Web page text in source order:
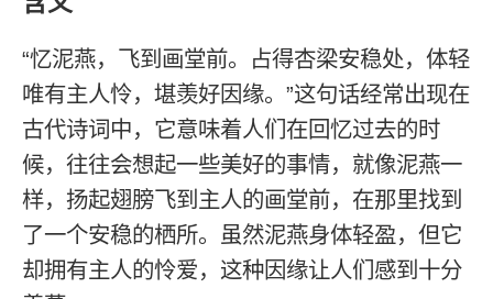
“忆泥燕，飞到画堂前。占得杏梁安稳处，体轻
唯有主人怜，堪羡好因缘。”这句话经常出现在
古代诗词中，它意味着人们在回忆过去的时
候，往往会想起一些美好的事情，就像泥燕一
样，扬起翅膀飞到主人的画堂前，在那里找到
了一个安稳的栖所。虽然泥燕身体轻盈，但它
却拥有主人的怜爱，这种因缘让人们感到十分